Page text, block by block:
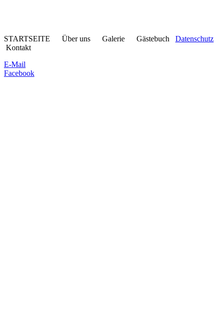
STARTSEITE Über uns Galerie Gästebuch Datenschutz
Kontakt
E-Mail
Facebook